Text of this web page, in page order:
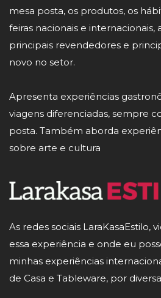
mesa posta, os produtos, os
feiras nacionais e internacionais,
principais revendedores e
novo no setor.
Apresenta experiências
viagens diferenciadas, sempre
posta. Também aborda
sobre arte e cultura
As redes sociais
essa experiência e onde eu
minhas experiências
de Casa e Tableware, por